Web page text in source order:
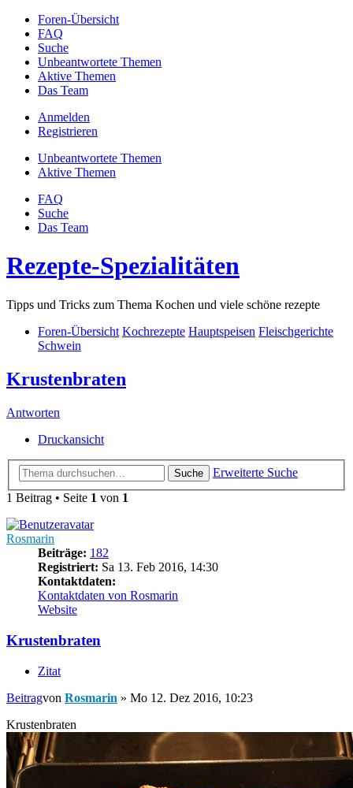
Foren-Übersicht
FAQ
Suche
Unbeantwortete Themen
Aktive Themen
Das Team
Anmelden
Registrieren
Unbeantwortete Themen
Aktive Themen
FAQ
Suche
Das Team
Rezepte-Spezialitäten
Tipps und Tricks zum Thema Kochen und viele schöne rezepte
Foren-Übersicht Kochrezepte Hauptspeisen Fleischgerichte
Schwein
Krustenbraten
Antworten
Druckansicht
Suche
Erweiterte Suche
1 Beitrag • Seite 1 von 1
Rosmarin
Beiträge: 182
Registriert: Sa 13. Feb 2016, 14:30
Kontaktdaten:
Kontaktdaten von Rosmarin
Website
Krustenbraten
Zitat
Beitragvon Rosmarin » Mo 12. Dez 2016, 10:23
Krustenbraten